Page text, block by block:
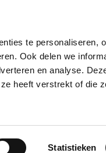
te personaliseren,
Ook delen we
en analyse.
heeft verstrekt of die
Statistieken